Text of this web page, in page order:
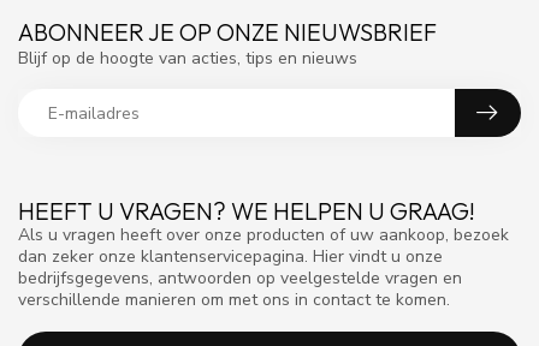
HEEFT U VRAGEN? WE HELPEN U GRAAG!
Als u vragen heeft over onze producten of uw aankoop, bezoek
dan zeker onze klantenservicepagina. Hier vindt u onze
bedrijfsgegevens, antwoorden op veelgestelde vragen en
verschillende manieren om met ons in contact te komen.
ABONNEER JE OP ONZE NIEUWSBRIEF
Blijf op de hoogte van acties, tips en nieuws